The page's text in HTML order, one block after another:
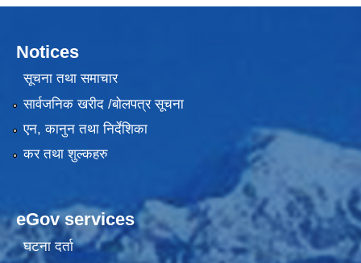
Notices
सूचना तथा समाचार
सार्वजनिक खरीद /बोलपत्र सूचना
एन, कानुन तथा निर्देशिका
कर तथा शुल्कहरु
eGov services
घटना दर्ता